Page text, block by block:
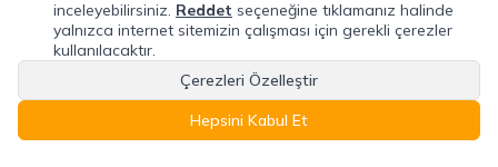
inceleyebilirsiniz. Reddet seçeneğine tıklamanız halinde
yalnızca internet sitemizin çalışması için gerekli çerezler
kullanılacaktır.
Çerezleri Özelleştir
Hepsini Kabul Et
Anasayfa Favoriler Sepet Hesabım Kategoriler